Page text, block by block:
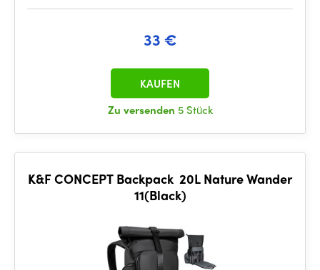
33 €
Zu versenden 5 Stück
KAUFEN
K&F CONCEPT Backpack 20L Nature Wander
11(Black)